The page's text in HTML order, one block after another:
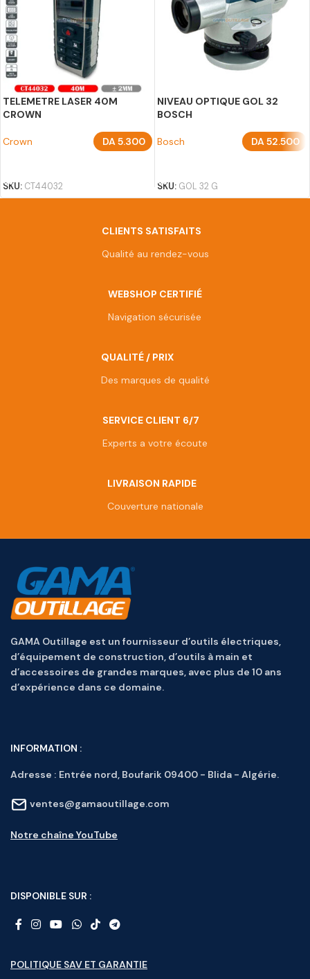
TELEMETRE LASER 40M
CROWN
Crown DA5.300
SKU: CT44032
NIVEAU OPTIQUE GOL 32
BOSCH
Bosch DA52.500
SKU: GOL 32 G
CLIENTS SATISFAITS
Qualité au rendez-vous
WEBSHOP CERTIFIÉ
Navigation sécurisée
QUALITÉ / PRIX
Des marques de qualité
SERVICE CLIENT 6/7
Experts a votre écoute
LIVRAISON RAPIDE
Couverture nationale
GAMA Outillage est un fournisseur d’outils électriques,
d’équipement de construction, d’outils à main et
d’accessoires de grandes marques, avec plus de 10 ans
d’expérience dans ce domaine.
INFORMATION :
Adresse : Entrée nord, Boufarik 09400 - Blida - Algérie.
ventes@gamaoutillage.com
Notre chaîne YouTube
DISPONIBLE SUR :
POLITIQUE SAV ET GARANTIE